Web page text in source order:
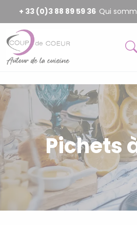
+ 33 (0)3 88 89 59 36 Qui
Pichets
Panneau de gestion des cookies